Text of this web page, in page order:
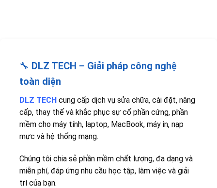
🔧 DLZ TECH – Giải pháp công nghệ
toàn diện
DLZ TECH cung cấp dịch vụ sửa chữa, cài đặt, nâng
cấp, thay thế và khắc phục sự cố phần cứng, phần
mềm cho máy tính, laptop, MacBook, máy in, nạp
mực và hệ thống mạng.
Chúng tôi chia sẻ phần mềm chất lượng, đa dạng và
miễn phí, đáp ứng nhu cầu học tập, làm việc và giải
trí của bạn.